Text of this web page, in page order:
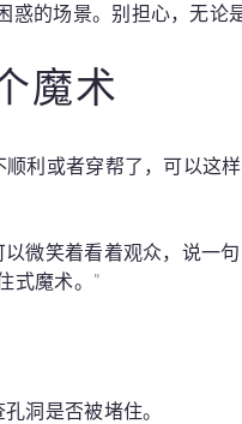
的场景。别担心，无论
魔术
利或者穿帮了，可以这样
微笑着看着观众，说一
式魔术。”
洞是否被堵住。